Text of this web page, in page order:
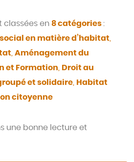
classées en 8 catégories:
en matière d’habitat,
, Aménagement du
et Formation, Droit au
et solidaire, Habitat
citoyenne
une bonne lecture et